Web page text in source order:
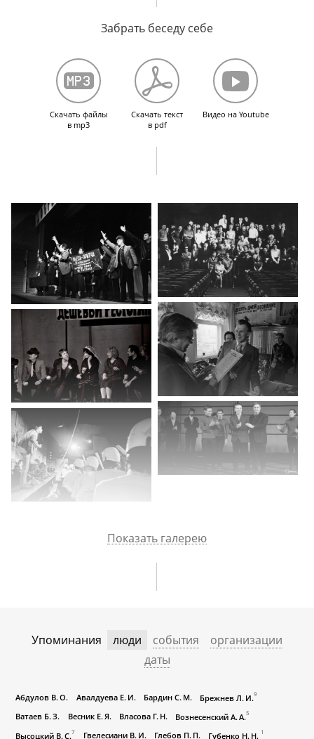
Спектакль «Юность вождя», подготовка к показу перед И. В.
Сталиным. Назначение директором Театра драмы и комедии.
на Таганке». Спектакль «Добрый человек из Сезуана». Знакомство
с Ю. П. Любимовым. Приглашение Любимова в Театр драмы
и комедии. Отношение к цензуре. Е. А. Фурцева и концерт к
В. И. Ленина. Гастроли в Финляндии, сотрудничество
с финнами. Появление В. С. Высоцкого в Театре на Таганке.
Выступлениепоэтов-фронтовиковк
Победы. Творческий
вечер А. А. Вознесенского. Приватизация здания театра, раздел
театра, упадок. Спектакль «Антимиры». Преодоление запрета
Забрать беседу себе
Скачать файлы
в mp3
Скачать текст
в pdf
Видео на Youtube
Показать галерею
Упоминания люди события
организации
даты
Абдулов В. О. Авалдуева Е. И. Бардин С. М. Брежнев Л. И.9
Ватаев Б. З. Весник Е. Я. Власова Г. Н. Вознесенский А. А.5
Высоцкий В. С.7 Гвелесиани В. И. Глебов П. П. Губенко Н. Н. 1